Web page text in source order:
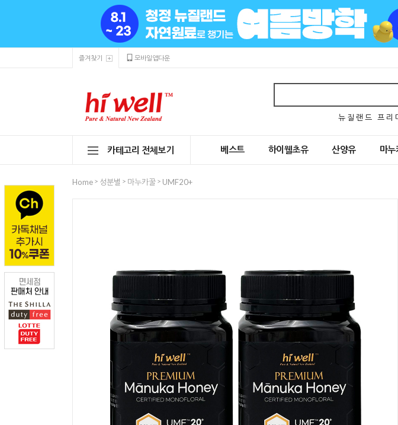
즐겨찾기 모바일앱다운
뉴 질 랜 드 프 리
카테고리 전체보기 베스트 하이웰초유 산양유 마누
Home > 성분별 > 마누카꿀 > UMF20+